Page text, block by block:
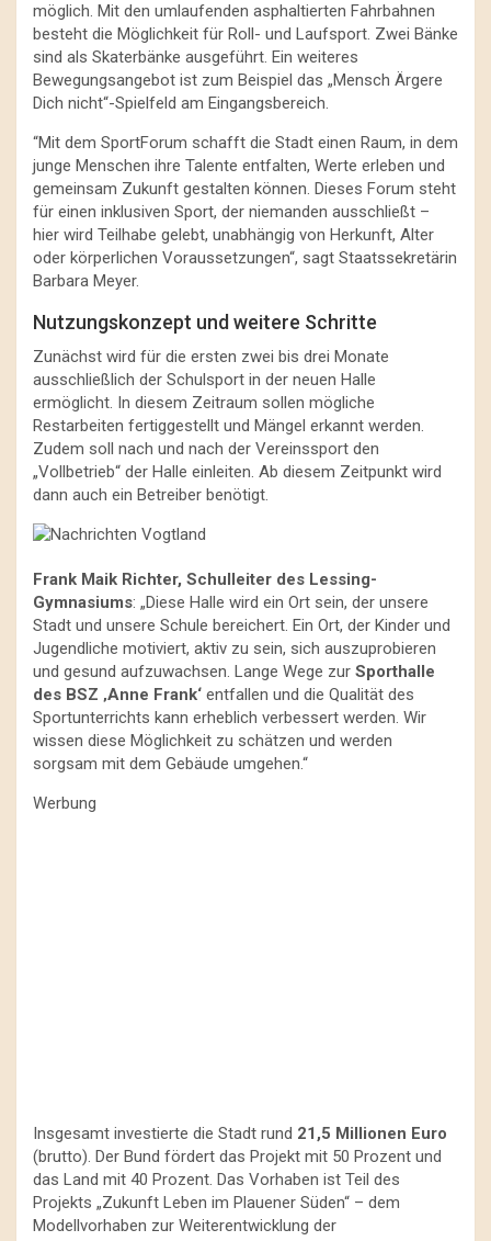
möglich. Mit den umlaufenden asphaltierten Fahrbahnen
besteht die Möglichkeit für Roll- und Laufsport. Zwei Bänke
sind als Skaterbänke ausgeführt. Ein weiteres
Bewegungsangebot ist zum Beispiel das „Mensch Ärgere
Dich nicht“-Spielfeld am Eingangsbereich.
“Mit dem SportForum schafft die Stadt einen Raum, in dem
junge Menschen ihre Talente entfalten, Werte erleben und
gemeinsam Zukunft gestalten können. Dieses Forum steht
für einen inklusiven Sport, der niemanden ausschließt –
hier wird Teilhabe gelebt, unabhängig von Herkunft, Alter
oder körperlichen Voraussetzungen“, sagt Staatssekretärin
Barbara Meyer.
Nutzungskonzept und weitere Schritte
Zunächst wird für die ersten zwei bis drei Monate
ausschließlich der Schulsport in der neuen Halle
ermöglicht. In diesem Zeitraum sollen mögliche
Restarbeiten fertiggestellt und Mängel erkannt werden.
Zudem soll nach und nach der Vereinssport den
„Vollbetrieb“ der Halle einleiten. Ab diesem Zeitpunkt wird
dann auch ein Betreiber benötigt.
Frank Maik Richter, Schulleiter des Lessing-
Gymnasiums: „Diese Halle wird ein Ort sein, der unsere
Stadt und unsere Schule bereichert. Ein Ort, der Kinder und
Jugendliche motiviert, aktiv zu sein, sich auszuprobieren
und gesund aufzuwachsen. Lange Wege zur Sporthalle
des BSZ ‚Anne Frank‘ entfallen und die Qualität des
Sportunterrichts kann erheblich verbessert werden. Wir
wissen diese Möglichkeit zu schätzen und werden
sorgsam mit dem Gebäude umgehen.“
Werbung
Insgesamt investierte die Stadt rund 21,5 Millionen Euro
(brutto). Der Bund fördert das Projekt mit 50 Prozent und
das Land mit 40 Prozent. Das Vorhaben ist Teil des
Projekts „Zukunft Leben im Plauener Süden“ – dem
Modellvorhaben zur Weiterentwicklung der